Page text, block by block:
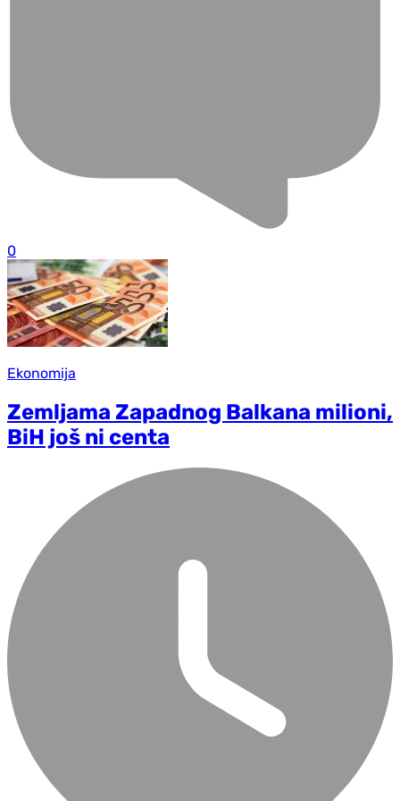
0
Ekonomija
Zemljama Zapadnog Balkana milioni,
BiH još ni centa